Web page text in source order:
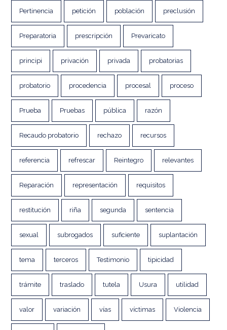
Pertinencia petición población preclusión
Preparatoria prescripción Prevaricato
principi privación privada probatorias
probatorio procedencia procesal proceso
Prueba Pruebas pública razón
Recaudo probatorio rechazo recursos
referencia refrescar Reintegro relevantes
Reparación representación requisitos
restitución riña segunda sentencia
sexual subrogados suficiente suplantación
tema terceros Testimonio tipicidad
trámite traslado tutela Usura utilidad
valor variación vías víctimas Violencia